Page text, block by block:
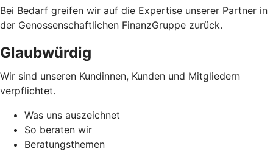
Bei Bedarf greifen wir auf die Expertise unserer Partner in
der Genossenschaftlichen FinanzGruppe zurück.
Glaubwürdig
Wir sind unseren Kundinnen, Kunden und Mitgliedern
verpflichtet.
Was uns auszeichnet
So beraten wir
Beratungsthemen